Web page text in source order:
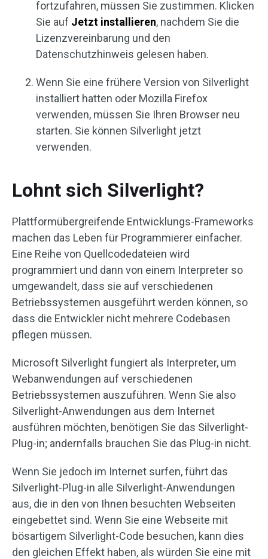
fortzufahren, müssen Sie zustimmen. Klicken
Sie auf Jetzt installieren, nachdem Sie die
Lizenzvereinbarung und den
Datenschutzhinweis gelesen haben.
Wenn Sie eine frühere Version von Silverlight
installiert hatten oder Mozilla Firefox
verwenden, müssen Sie Ihren Browser neu
starten. Sie können Silverlight jetzt
verwenden.
Lohnt sich Silverlight?
Plattformübergreifende Entwicklungs-Frameworks
machen das Leben für Programmierer einfacher.
Eine Reihe von Quellcodedateien wird
programmiert und dann von einem Interpreter so
umgewandelt, dass sie auf verschiedenen
Betriebssystemen ausgeführt werden können, so
dass die Entwickler nicht mehrere Codebasen
pflegen müssen.
Microsoft Silverlight fungiert als Interpreter, um
Webanwendungen auf verschiedenen
Betriebssystemen auszuführen. Wenn Sie also
Silverlight-Anwendungen aus dem Internet
ausführen möchten, benötigen Sie das Silverlight-
Plug-in; andernfalls brauchen Sie das Plug-in nicht.
Wenn Sie jedoch im Internet surfen, führt das
Silverlight-Plug-in alle Silverlight-Anwendungen
aus, die in den von Ihnen besuchten Webseiten
eingebettet sind. Wenn Sie eine Webseite mit
bösartigem Silverlight-Code besuchen, kann dies
den gleichen Effekt haben, als würden Sie eine mit